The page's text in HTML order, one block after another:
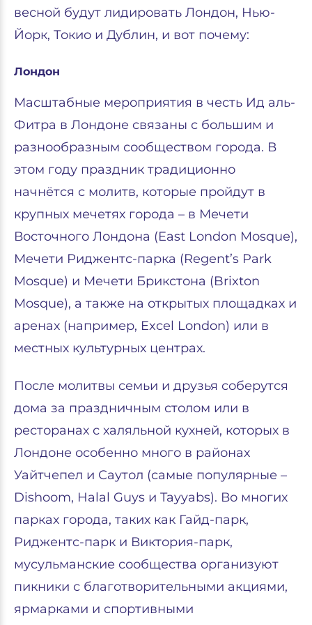
весной будут лидировать Лондон, Нью-
Йорк, Токио и Дублин, и вот почему:
Лондон
Масштабные мероприятия в честь Ид аль-
Фитра в Лондоне связаны с большим и
разнообразным сообществом города. В
этом году праздник традиционно
начнётся с молитв, которые пройдут в
крупных мечетях города – в Мечети
Восточного Лондона (East London Mosque),
Мечети Риджентс-парка (Regent’s Park
Mosque) и Мечети Брикстона (Brixton
Mosque), а также на открытых площадках и
аренах (например, Excel London) или в
местных культурных центрах.
После молитвы семьи и друзья соберутся
дома за праздничным столом или в
ресторанах с халяльной кухней, которых в
Лондоне особенно много в районах
Уайтчепел и Саутол (самые популярные –
Dishoom, Halal Guys и Tayyabs). Во многих
парках города, таких как Гайд-парк,
Риджентс-парк и Виктория-парк,
мусульманские сообщества организуют
пикники с благотворительными акциями,
ярмарками и спортивными